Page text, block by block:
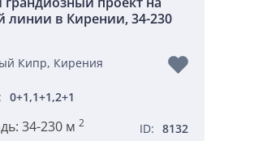
линии в Кирении, 34-230
Кипр, Кирения
0+1,1+1,2+1
34-230 м 2 ID: 8132